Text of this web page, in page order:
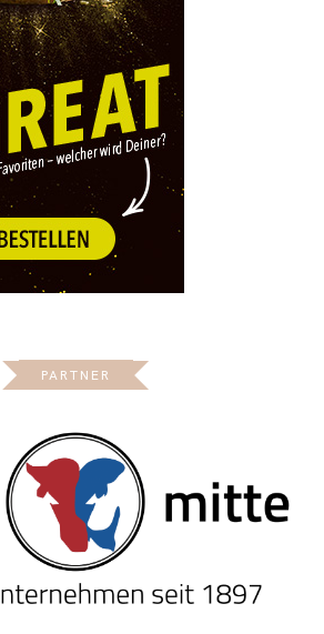
PARTNER